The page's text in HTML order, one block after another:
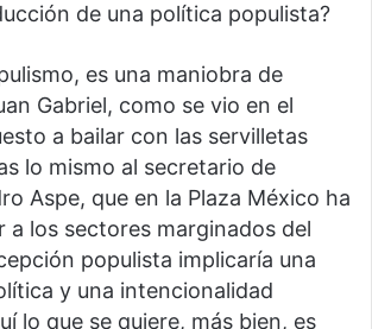
de una política populista?
es una maniobra de
Gabriel, como se vio en el
a bailar con las servilletas
lo mismo al secretario de
Aspe, que en la Plaza México ha
a los sectores marginados del
populista implicaría una
y una intencionalidad
lo que se quiere, más bien, es